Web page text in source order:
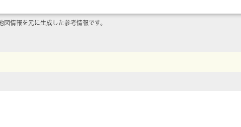
情報を元に生成した参考情報です。